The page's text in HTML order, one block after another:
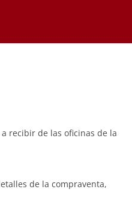
recibir de las oficinas de la
de la compraventa,